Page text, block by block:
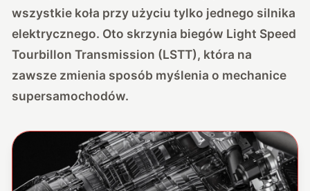
wszystkie koła przy użyciu tylko jednego silnika
elektrycznego. Oto skrzynia biegów Light Speed
Tourbillon Transmission (LSTT), która na
zawsze zmienia sposób myślenia o mechanice
supersamochodów.